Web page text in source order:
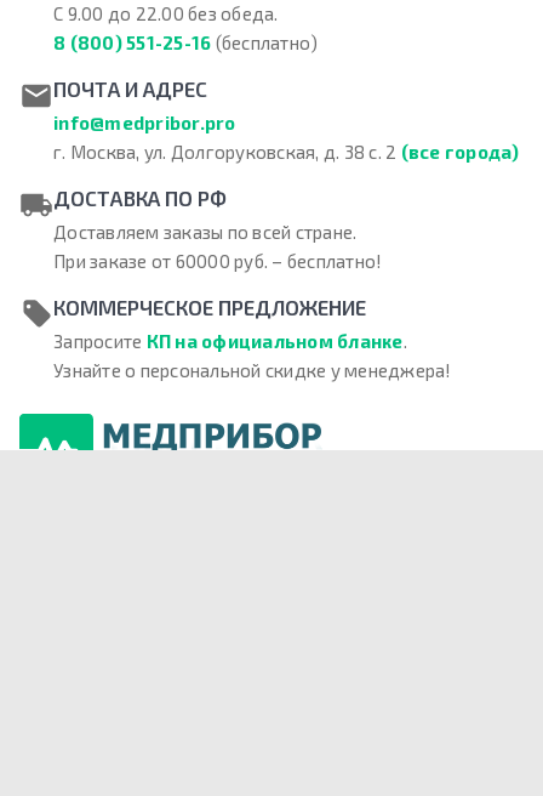
С 9.00 до 22.00 без обеда.
8 (800) 551-25-16 (бесплатно)
ПОЧТА И АДРЕС
info@medpribor.pro
г. Москва, ул. Долгоруковская, д. 38 с. 2 (все города)
ДОСТАВКА ПО РФ
Доставляем заказы по всей стране.
При заказе от 60000 руб. – бесплатно!
КОММЕРЧЕСКОЕ ПРЕДЛОЖЕНИЕ
Запросите КП на официальном бланке.
Узнайте о персональной скидке у менеджера!